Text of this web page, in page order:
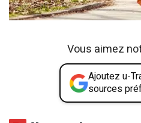
Vous aimez
Ajoutez u-
sources